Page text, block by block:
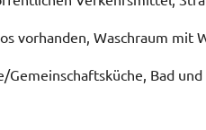
vorhanden, Waschraum mit
Gemeinschaftsküche, Bad